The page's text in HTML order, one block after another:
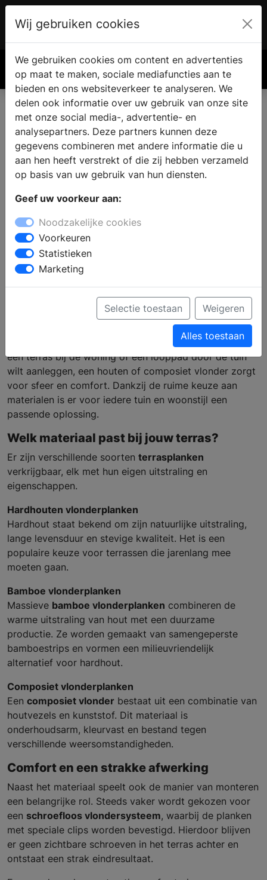
€ 0.00
Terrasplanken & vlonders
Vlonderplanken voor een sfeervol terras
geef je je terras een warme en
natuurlijke uitstraling. Of je nu een gezellige zithoek,
een terras bij de woning of een looppad door de tuin
wilt aanleggen, een houten of composiet vlonder zorgt
voor sfeer en comfort. Dankzij de ruime keuze aan
materialen is er voor iedere tuin en woonstijl een
passende oplossing.
Welk materiaal past bij jouw terras?
Er zijn verschillende soorten terrasplanken
verkrijgbaar, elk met hun eigen uitstraling en
eigenschappen.
Hardhouten vlonderplanken
Hardhout staat bekend om zijn natuurlijke uitstraling,
lange levensduur en stevige kwaliteit. Het is een
populaire keuze voor terrassen die jarenlang mee
moeten gaan.
Bamboe vlonderplanken
Massieve bamboe vlonderplanken combineren de
warme uitstraling van hout met een duurzame
productie. Ze worden gemaakt van samengeperste
bamboestrips en vormen een milieuvriendelijk
alternatief voor hardhout.
Composiet vlonderplanken
Een composiet vlonder bestaat uit een combinatie van
houtvezels en kunststof. Dit materiaal is
onderhoudsarm, kleurvast en bestand tegen
verschillende weersomstandigheden.
Comfort en een strakke afwerking
Naast het materiaal speelt ook de manier van monteren
een belangrijke rol. Steeds vaker wordt gekozen voor
een schroefloos vlondersysteem, waarbij de planken
met speciale clips worden bevestigd. Hierdoor blijven
er geen zichtbare schroeven in het terras achter en
ontstaat een strak eindresultaat.
Wij gebruiken cookies
We gebruiken cookies om content en advertenties
op maat te maken, sociale mediafuncties aan te
bieden en ons websiteverkeer te analyseren. We
delen ook informatie over uw gebruik van onze site
met onze social media-, advertentie- en
analysepartners. Deze partners kunnen deze
gegevens combineren met andere informatie die u
aan hen heeft verstrekt of die zij hebben verzameld
op basis van uw gebruik van hun diensten.
Geef uw voorkeur aan:
Noodzakelijke cookies
Voorkeuren
Statistieken
Marketing
Selectie toestaan Weigeren
Alles toestaan